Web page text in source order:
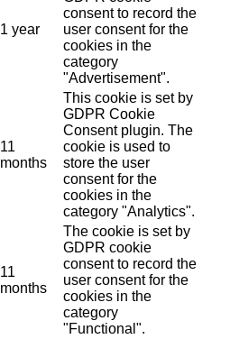
1 year
consent to record the
user consent for the
cookies in the
category
"Advertisement".
11
months
This cookie is set by
GDPR Cookie
Consent plugin. The
cookie is used to
store the user
consent for the
cookies in the
category "Analytics".
11
months
The cookie is set by
GDPR cookie
consent to record the
user consent for the
cookies in the
category
"Functional".